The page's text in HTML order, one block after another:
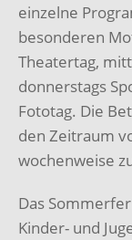
einzelne
besonderen
Theatertag,
donnerstags
Fototag. Die
den Zeitraum
wochenweise
Das
Kinder- und